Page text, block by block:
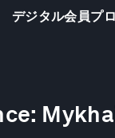
デジタル会員プ